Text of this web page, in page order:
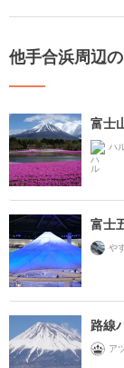
他手合浜周辺
富士
ハ
富士
や
路線